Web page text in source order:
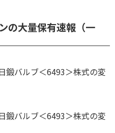
の大量保有速報（一
鍛バルブ＜6493＞株式の変
鍛バルブ＜6493＞株式の変